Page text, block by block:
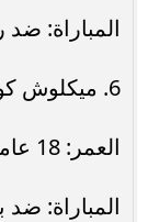
المباراة: ضد
6. ميكلوش كوفاتش (رومانيا)
العمر: 18 عاماً و197 يوماً
المباراة: ضد